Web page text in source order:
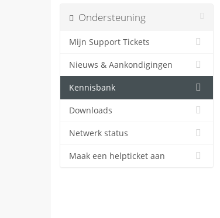
Ondersteuning
Mijn Support Tickets
Nieuws & Aankondigingen
Kennisbank
Downloads
Netwerk status
Maak een helpticket aan